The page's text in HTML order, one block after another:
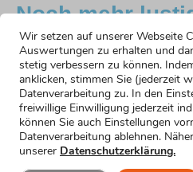
Noch mehr
Humorvoller Einstieg für
Geburtstag
Mehr erfahren »
Emotionaler Einstieg
Mehr erfahren »
Einstieg für nervöse
Wir setzen auf unserer Webseite
Auswertungen zu erhalten und
stetig verbessern zu können.
anklicken, stimmen Sie (jederzeit
Datenverarbeitung zu. In den
freiwillige Einwilligung jederzeit
können Sie auch Einstellungen
Datenverarbeitung ablehnen.
unserer Datenschutzerklärung.